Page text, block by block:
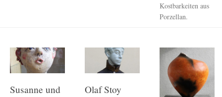
Kostbarkeiten aus
Porzellan.
Susanne und
Olaf Stoy